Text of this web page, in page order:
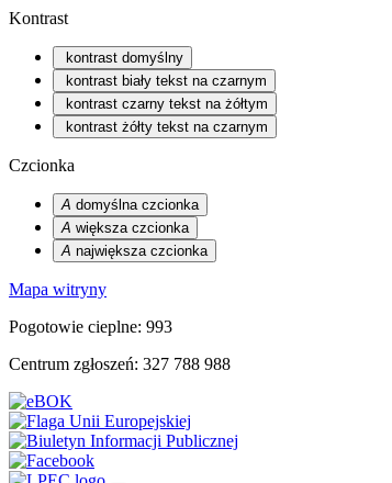
Kontrast
kontrast domyślny
kontrast biały tekst na czarnym
kontrast czarny tekst na żółtym
kontrast żółty tekst na czarnym
Czcionka
A domyślna czcionka
A większa czcionka
A największa czcionka
Mapa witryny
Pogotowie cieplne: 993
Centrum zgłoszeń: 327 788 988